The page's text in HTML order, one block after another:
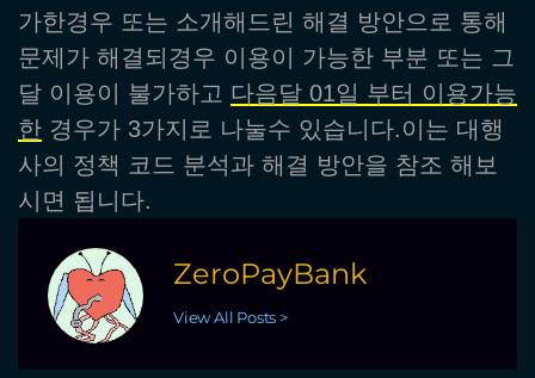
가한경우 또는 소개해드린 해결 방안으로 통해
문제가 해결되경우 이용이 가능한 부분 또는 그
달 이용이 불가하고 다음달 01일 부터 이용가능
한 경우가 3가지로 나눌수 있습니다.이는 대행
사의 정책 코드 분석과 해결 방안을 참조 해보
시면 됩니다.
ZeroPayBank
View All Posts >